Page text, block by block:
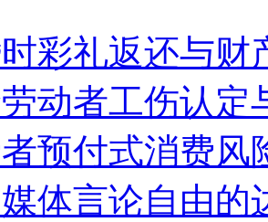
彩礼返还与财
动者工伤认定
预付式消费风
体言论自由